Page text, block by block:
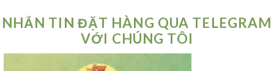
NHẮN TIN ĐẶT HÀNG QUA TELEGRAM
VỚI CHÚNG TÔI